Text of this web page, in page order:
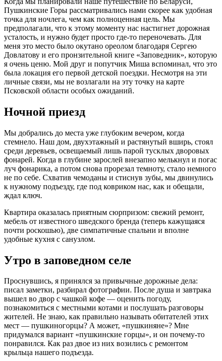
Пушкинские Горы рассматривались нами скорее как удобная
точка для ночлега, чем как полноценная цель. Мы
предполагали, что к этому моменту нас настигнет дорожная
усталость, и нужно будет просто где-то переночевать. Для
меня это место было окутано ореолом благодаря Сергею
Довлатову и его пронзительной книге «Заповедник», которую
я очень ценю. Мой друг и попутчик Миша вспоминал, что это
была локация его первой детской поездки. Несмотря на эти
личные связи, мы не возлагали на эту точку на карте
Псковской области особых ожиданий.
Ночной приезд
Мы добрались до места уже глубоким вечером, когда
стемнело. Наш дом, двухэтажный и растянутый вширь, стоял
среди деревьев, освещаемый лишь парой тусклых дворовых
фонарей. Когда в глубине зарослей внезапно мелькнул и погас
луч фонарика, а потом снова прорезал темноту, стало немного
не по себе. Схватив чемоданы и стиснув зубы, мы двинулись
к нужному подъезду, где под ковриком нас, как и обещали,
ждал ключ.
Квартира оказалась приятным сюрпризом: свежий ремонт,
мебель от известного шведского бренда (теперь кажущаяся
почти роскошью), две симпатичные спальни и вполне
удобные кухня с санузлом.
Утро в заповедном селе
Проснувшись, я принялся за привычные дорожные дела:
писал заметки, разбирал фотографии. После душа и завтрака
вышел во двор с чашкой кофе — оценить погоду,
познакомиться с местными котами и послушать разговоры
жителей. Не знаю, как правильно называть обитателей этих
мест — пушкиногорцы? А может, «пушкиняне»? Мне
придумался вариант «пушкинские горцы», и он почему-то
понравился. Как раз двое из них возились с ремонтом
крыльца нашего подъезда.